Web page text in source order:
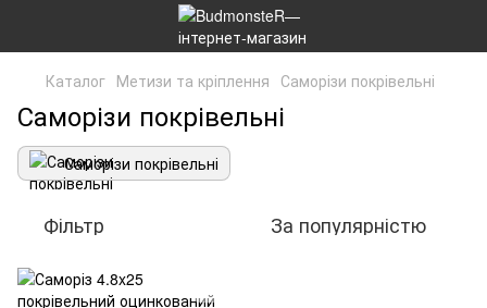
Каталог Метизи та кріплення Саморізи покрівельні
Саморізи покрівельні
Саморізи покрівельні
Фільтр За популярністю